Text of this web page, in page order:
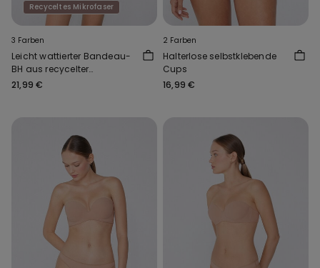
Recyceltes Mikrofaser
3 Farben
Leicht wattierter Bandeau-
BH aus recycelter
Mikrofaser Full Coverage
21,99 €
2 Farben
Halterlose selbstklebende
Cups
16,99 €